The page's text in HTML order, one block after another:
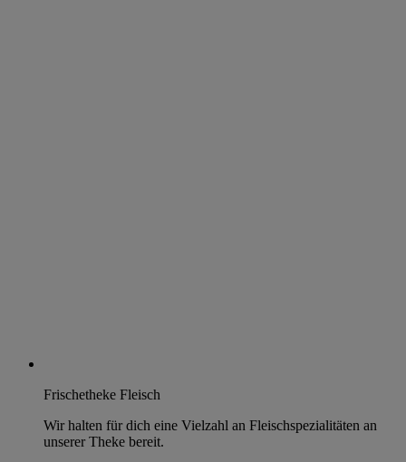
Frischetheke Fleisch
Wir halten für dich eine Vielzahl an Fleischspezialitäten an
unserer Theke bereit.